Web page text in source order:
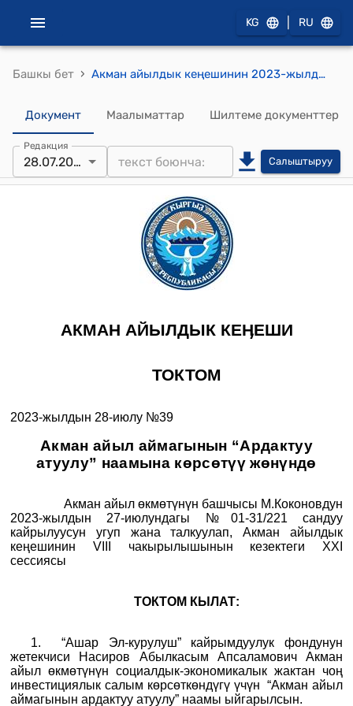
KG RU
Башкы бет › Акман айылдык кеңешинин 2023-жылдын 28-июлундагы № 39 "Акман айыл аймагынын "Ардактуу атуулу" наамына көрсөтүү жөнүндө" токтому
Документ Маалыматтар Шилтеме документтер
Редакция
28.07.2023 Салыштыруу